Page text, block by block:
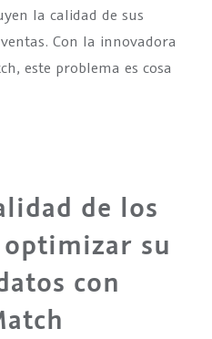
la calidad de sus
Con la innovadora
este problema es cosa
de los
optimizar su
con